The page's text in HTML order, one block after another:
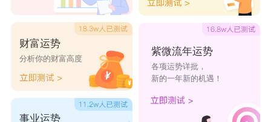
15. 无论成功还是失败，无论丰收还是潦倒，无论
顺利还是坎坷，无论纠结开始坦荡，无论无悔还是
后悔，请重整脚步，重新起航，过去已是一年，
2024新篇，愿你万事如意，丰收新年。
16、好事坏事，终归都成为往事!2023，再见：
2024，你好。
财富运势
分析你的财富高度
事业运势
紫微流年运势
各项运势详批，
新的一年新的机遇！